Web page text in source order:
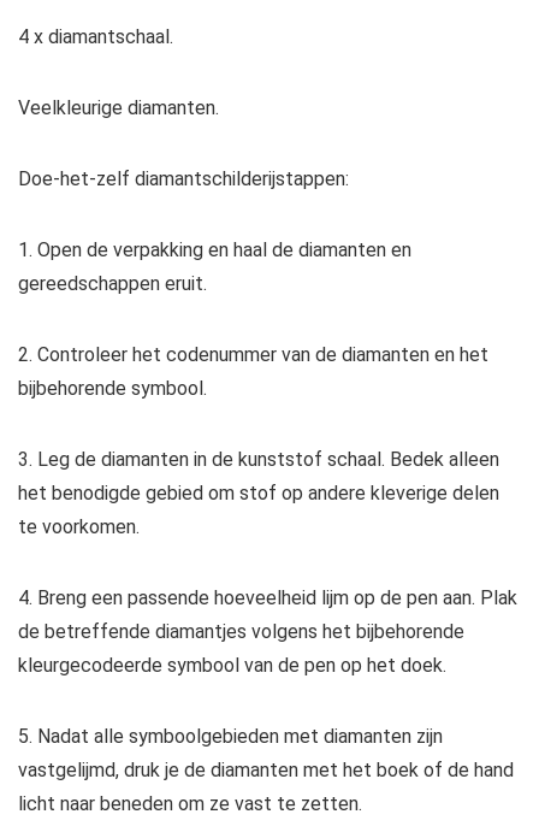
4 x diamantschaal.
Veelkleurige diamanten.
Doe-het-zelf diamantschilderijstappen:
1. Open de verpakking en haal de diamanten en
gereedschappen eruit.
2. Controleer het codenummer van de diamanten en het
bijbehorende symbool.
3. Leg de diamanten in de kunststof schaal. Bedek alleen
het benodigde gebied om stof op andere kleverige delen
te voorkomen.
4. Breng een passende hoeveelheid lijm op de pen aan. Plak
de betreffende diamantjes volgens het bijbehorende
kleurgecodeerde symbool van de pen op het doek.
5. Nadat alle symboolgebieden met diamanten zijn
vastgelijmd, druk je de diamanten met het boek of de hand
licht naar beneden om ze vast te zetten.